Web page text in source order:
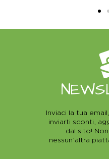
Inviaci la tua
inviarti sconti,
dal sito!
nessun’altra